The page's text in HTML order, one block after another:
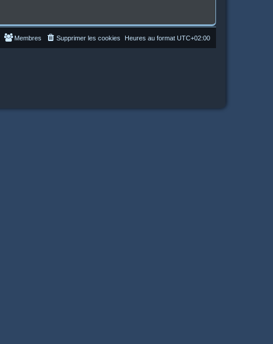
Heures au format UTC+02:00
Supprimer les cookies
Membres